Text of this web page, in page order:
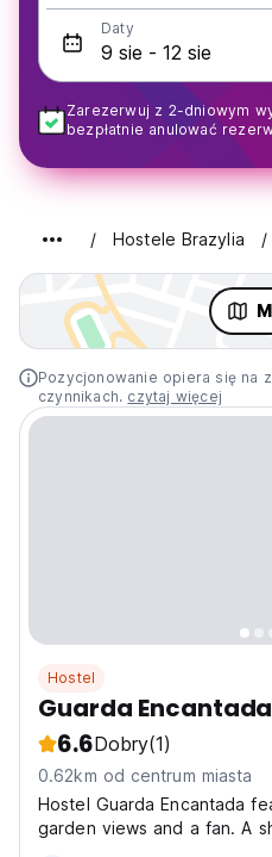
Daty
Zarezerwuj z 2-dniowym
bezpłatnie anulować
Hostele Brazylia
Pozycjonowanie opiera się na
czynnikach. czytaj więcej
Hostel
Guarda
6.6Dobry(1)
0.62km od centrum miasta
Hostel Guarda Encantada
garden views and a fan. A